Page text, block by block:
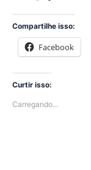
Compartilhe isso:
Facebook
Curtir isso:
Carregando...